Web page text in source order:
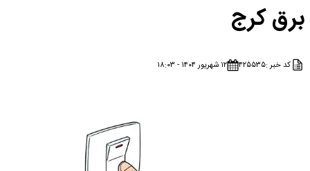
برق کرج
کد خبر :۴۲۵۵۳۵ ۱۲ شهریور ۱۴۰۴ - ۱۸:۰۳